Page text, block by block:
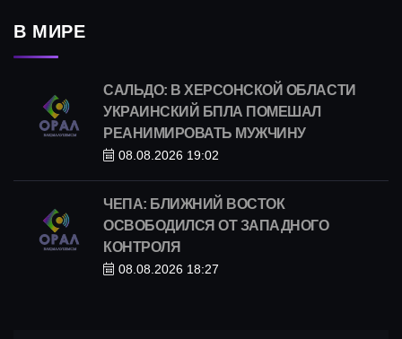
В МИРЕ
САЛЬДО: В ХЕРСОНСКОЙ ОБЛАСТИ
УКРАИНСКИЙ БПЛА ПОМЕШАЛ
РЕАНИМИРОВАТЬ МУЖЧИНУ
08.08.2026 19:02
ЧЕПА: БЛИЖНИЙ ВОСТОК
ОСВОБОДИЛСЯ ОТ ЗАПАДНОГО
КОНТРОЛЯ
08.08.2026 18:27